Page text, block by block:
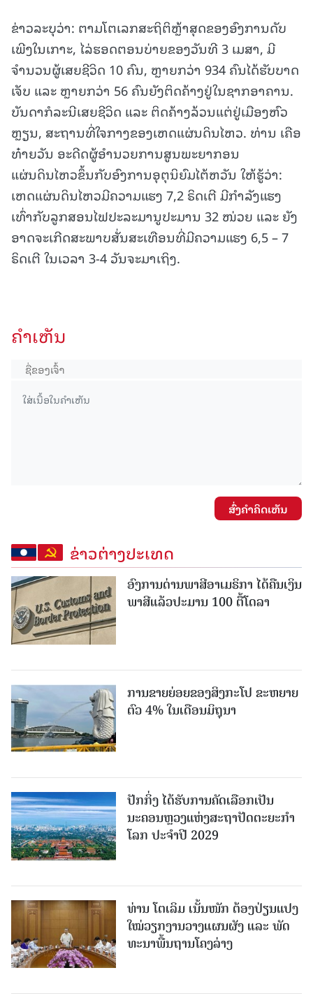
ຂ່າວລະບຸວ່າ: ຕາມໂຕເລກສະຖິຕິຫຼ້າສຸດຂອງອົງການດັບ
ເພີງໃນເກາະ, ໄລ່ຮອດຕອນບ່າຍຂອງວັນທີ 3 ເມສາ, ມີ
ຈຳນວນຜູ້ເສຍຊີວິດ 10 ຄົນ, ຫຼາຍກວ່າ 934 ຄົນໄດ້ຮັບບາດ
ເຈັບ ແລະ ຫຼາຍກວ່າ 56 ຄົນຍັງຕິດຄ້າງຢູ່ໃນຊາກອາຄານ.
ບັນດາກໍລະນີເສຍຊີວິດ ແລະ ຕິດຄ້າງລ້ວນແຕ່ຢູ່ເມືອງຫົວ
ຫຼຽນ, ສະຖານທີ່ໃຈກາງຂອງເຫດແຜ່ນດິນໄຫວ. ທ່ານ ເຄືອ
ທ໋າຍວັນ ອະດີດຜູ້ອຳນວຍການສູນພະຍາກອນ
ແຜ່ນດິນໄຫວຂຶ້ນກັບອົງການອຸຕຸນິຍົມໄຕ້ຫວັນ ໃຫ້ຮູ້ວ່າ:
ເຫດແຜ່ນດິນໄຫວມີຄວາມແຮງ 7,2 ຣິດເຕີ ມີກຳລັງແຮງ
ເທົ່າກັບລູກສອນໄຟປະລະມານູປະມານ 32 ໜ່ວຍ ແລະ ຍັງ
ອາດຈະເກີດສະພາບສັ່ນສະເທືອນທີ່ມີຄວາມແຮງ 6,5 – 7
ຣິດເຕີ ໃນເວລາ 3-4 ວັນຈະມາເຖິງ.
ຄໍາເຫັນ
ສົ່ງຄໍາຄິດເຫັນ
ຂ່າວຕ່າງປະເທດ
ອົງການດ່ານພາສີອາເມຣິກາ ໄດ້ຄືນເງິນ
ພາສີແລ້ວປະມານ 100 ຕື້ໂດລາ
ການຂາຍຍ່ອຍຂອງສິງກະໂປ ຂະຫຍາຍ
ຕົວ 4% ໃນເດືອນມິຖຸນາ
ປັກກິ່ງ ໄດ້ຮັບການຄັດເລືອກເປັນ
ນະຄອນຫຼວງແຫ່ງສະຖາປັດຕະຍະກຳ
ໂລກ ປະຈຳປີ 2029
ທ່ານ ໂຕ​ເລິມ ເນັ້ນໜັກ ຕ້ອງ​ປ່ຽນ​ແປງ​
ໃໝ່​ວຽກ​ງານ​ວາງ​ແຜນ​ຜັງ ແລະ ​ພັດ​
ທະ​ນາ​ພື້ນ​ຖານ​ໂຄງ​ລ່າງ